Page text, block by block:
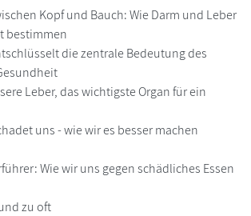
Kopf und Bauch: Wie Darm und Leber
bestimmen
die zentrale Bedeutung des
Leber, das wichtigste Organ für ein
uns - wie wir es besser machen
Wie wir uns gegen schädliches Essen
zu oft